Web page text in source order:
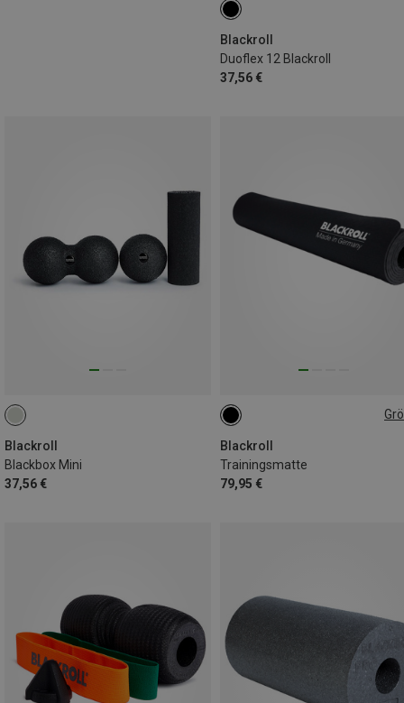
Blackroll
Duoflex 12 Blackroll
37,56 €
Blackroll
Blackbox Mini
37,56 €
Blackroll
Trainingsmatte
79,95 €
65 X 185 X 0.5CM